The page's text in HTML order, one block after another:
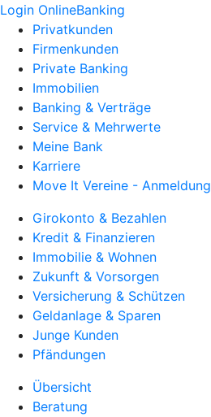
Login OnlineBanking
Privatkunden
Firmenkunden
Private Banking
Immobilien
Banking & Verträge
Service & Mehrwerte
Meine Bank
Karriere
Move It Vereine - Anmeldung
Girokonto & Bezahlen
Kredit & Finanzieren
Immobilie & Wohnen
Zukunft & Vorsorgen
Versicherung & Schützen
Geldanlage & Sparen
Junge Kunden
Pfändungen
Übersicht
Beratung